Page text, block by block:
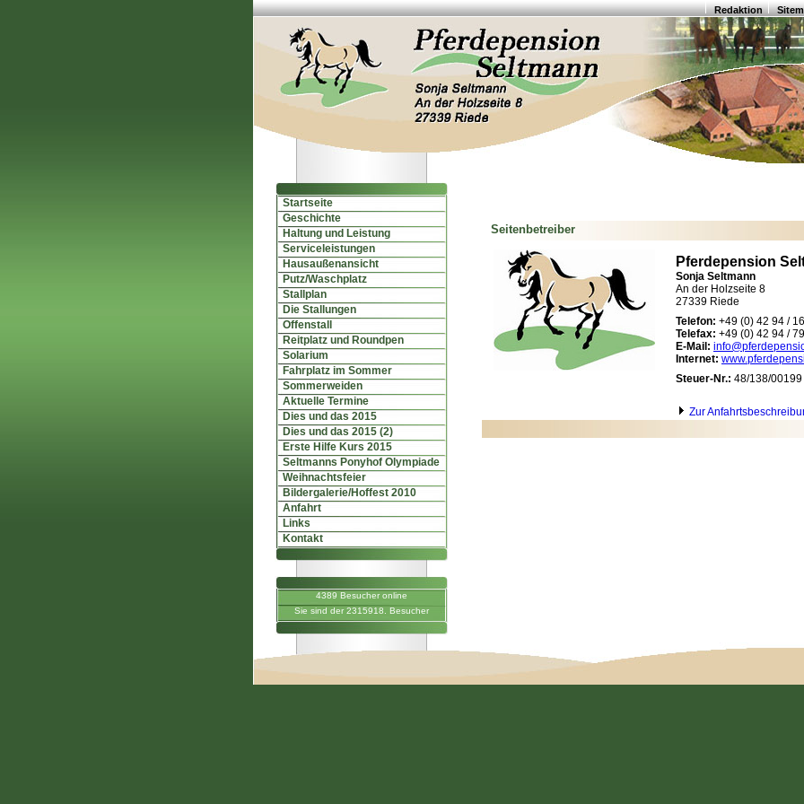
Redaktion
Startseite
Geschichte
Haltung und Leistung
Serviceleistungen
Hausaußenansicht
Putz/Waschplatz
Stallplan
Die Stallungen
Offenstall
Reitplatz und Roundpen
Solarium
Fahrplatz im Sommer
Sommerweiden
Aktuelle Termine
Dies und das 2015
Dies und das 2015 (2)
Erste Hilfe Kurs 2015
Seltmanns Ponyhof Olympiade
Weihnachtsfeier
Bildergalerie/Hoffest 2010
Anfahrt
Links
Kontakt
4389 Besucher online
Sie sind der 2315918. Besucher
Seitenbetreiber
Pferdepension
Sonja Seltmann
An der Holzseite 8
27339 Riede
Telefon: +49 (0) 42 94 /
Telefax: +49 (0) 42 94 /
E-Mail:
Internet:
Steuer-Nr.: 48/138/00199
Zur